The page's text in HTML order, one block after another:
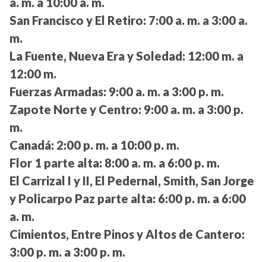
San Francisco y El Retiro: 7:00 a. m. a 3:00 a.
m.
La Fuente, Nueva Era y Soledad: 12:00 m. a
12:00 m.
Fuerzas Armadas: 9:00 a. m. a 3:00 p. m.
Zapote Norte y Centro: 9:00 a. m. a 3:00 p.
m.
Canadá: 2:00 p. m. a 10:00 p. m.
Flor 1 parte alta: 8:00 a. m. a 6:00 p. m.
El Carrizal I y II, El Pedernal, Smith, San Jorge
y Policarpo Paz parte alta: 6:00 p. m. a 6:00
a. m.
Cimientos, Entre Pinos y Altos de Cantero:
3:00 p. m. a 3:00 p. m.